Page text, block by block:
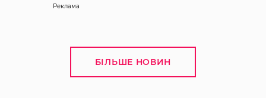
Реклама
БІЛЬШЕ НОВИН